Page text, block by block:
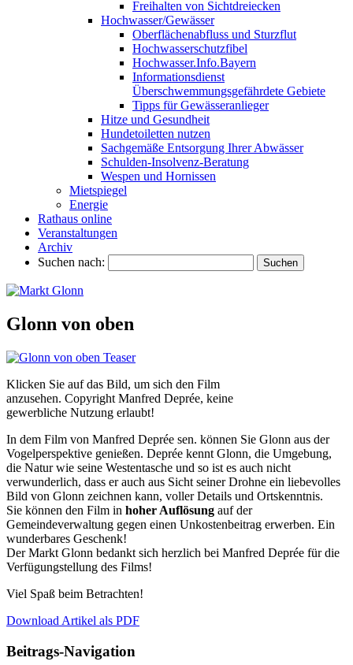
Freihalten von Sichtdreiecken
Hochwasser/Gewässer
Oberflächenabfluss und Sturzflut
Hochwasserschutzfibel
Hochwasser.Info.Bayern
Informationsdienst
Überschwemmungsgefährdete Gebiete
Tipps für Gewässeranlieger
Hitze und Gesundheit
Hundetoiletten nutzen
Sachgemäße Entsorgung Ihrer Abwässer
Schulden-Insolvenz-Beratung
Wespen und Hornissen
Mietspiegel
Energie
Rathaus online
Veranstaltungen
Archiv
Suchen nach:
Glonn von oben
Klicken Sie auf das Bild, um sich den Film
anzusehen. Copyright Manfred Deprée, keine
gewerbliche Nutzung erlaubt!
In dem Film von Manfred Deprée sen. können Sie Glonn aus der
Vogelperspektive genießen. Deprée kennt Glonn, die Umgebung,
die Natur wie seine Westentasche und so ist es auch nicht
verwunderlich, dass er auch aus Sicht seiner Drohne ein liebevolles
Bild von Glonn zeichnen kann, voller Details und Ortskenntnis.
Sie können den Film in hoher Auflösung auf der
Gemeindeverwaltung gegen einen Unkostenbeitrag erwerben. Ein
wunderbares Geschenk!
Der Markt Glonn bedankt sich herzlich bei Manfred Deprée für die
Verfügungstellung des Films!
Viel Spaß beim Betrachten!
Download Artikel als PDF
Beitrags-Navigation